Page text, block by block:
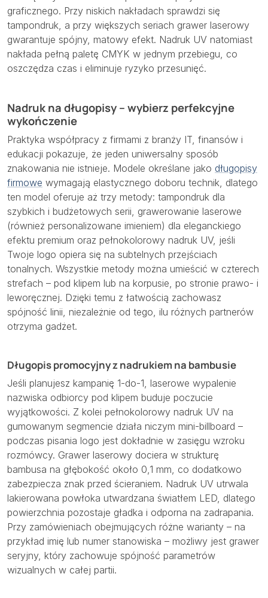
graficznego. Przy niskich nakładach sprawdzi się
tampondruk, a przy większych seriach grawer laserowy
gwarantuje spójny, matowy efekt. Nadruk UV natomiast
nakłada pełną paletę CMYK w jednym przebiegu, co
oszczędza czas i eliminuje ryzyko przesunięć.
Nadruk na długopisy – wybierz perfekcyjne
wykończenie
Praktyka współpracy z firmami z branży IT, finansów i
edukacji pokazuje, że jeden uniwersalny sposób
znakowania nie istnieje. Modele określane jako długopisy
firmowe wymagają elastycznego doboru technik, dlatego
ten model oferuje aż trzy metody: tampondruk dla
szybkich i budżetowych serii, grawerowanie laserowe
(również personalizowane imieniem) dla eleganckiego
efektu premium oraz pełnokolorowy nadruk UV, jeśli
Twoje logo opiera się na subtelnych przejściach
tonalnych. Wszystkie metody można umieścić w czterech
strefach – pod klipem lub na korpusie, po stronie prawo- i
leworęcznej. Dzięki temu z łatwością zachowasz
spójność linii, niezależnie od tego, ilu różnych partnerów
otrzyma gadżet.
Długopis promocyjny z nadrukiem na bambusie
Jeśli planujesz kampanię 1-do-1, laserowe wypalenie
nazwiska odbiorcy pod klipem buduje poczucie
wyjątkowości. Z kolei pełnokolorowy nadruk UV na
gumowanym segmencie działa niczym mini-billboard –
podczas pisania logo jest dokładnie w zasięgu wzroku
rozmówcy. Grawer laserowy dociera w strukturę
bambusa na głębokość około 0,1 mm, co dodatkowo
zabezpiecza znak przed ścieraniem. Nadruk UV utrwala
lakierowana powłoka utwardzana światłem LED, dlatego
powierzchnia pozostaje gładka i odporna na zadrapania.
Przy zamówieniach obejmujących różne warianty – na
przykład imię lub numer stanowiska – możliwy jest grawer
seryjny, który zachowuje spójność parametrów
wizualnych w całej partii.